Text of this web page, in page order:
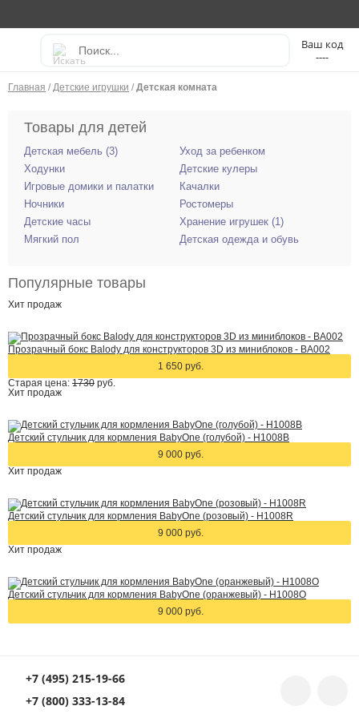
----
Главная / Детские игрушки / Детская комната
Товары для детей
Детская мебель (3)
Уход за ребенком
Ходунки
Детские кулеры
Игровые домики и палатки
Качалки
Ночники
Ростомеры
Детские часы
Хранение игрушек (1)
Мягкий пол
Детская одежда и обувь
Популярные товары
Хит продаж
Прозрачный бокс Balody для конструкторов 3D из миниблоков - BA002
1 650 руб.
Старая цена: 1730 руб.
Хит продаж
Детcкий стульчик для кормления BabyOne (голубой) - H1008B
9 000 руб.
Хит продаж
Детcкий стульчик для кормления BabyOne (розовый) - H1008R
9 000 руб.
Хит продаж
Детcкий стульчик для кормления BabyOne (оранжевый) - H1008O
9 000 руб.
+7 (495) 215-19-66
+7 (800) 333-13-84